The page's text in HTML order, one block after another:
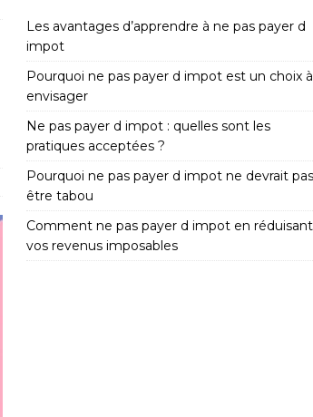
Les avantages d’apprendre à ne pas payer d
impot
Pourquoi ne pas payer d impot est un choix à
envisager
Ne pas payer d impot : quelles sont les
pratiques acceptées ?
Pourquoi ne pas payer d impot ne devrait pas
être tabou
Comment ne pas payer d impot en réduisant
vos revenus imposables